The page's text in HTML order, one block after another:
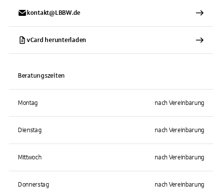
kontakt@LBBW.de
vCard herunterladen
Beratungszeiten
Montag nach Vereinbarung
Dienstag nach Vereinbarung
Mittwoch nach Vereinbarung
Donnerstag nach Vereinbarung